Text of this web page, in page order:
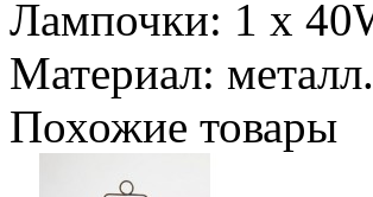
Лампочки: 1 х
Материал: металл.
Похожие товары